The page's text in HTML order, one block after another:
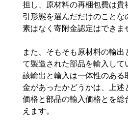
担し、原材料の再梱包費は貴
引形態を選んだだけのことな
素はなく寄附金認定はできま
また、そもそも原材料の輸出
て製造された部品を輸入して
該輸出と輸入は一体性のある
金があったかどうかは、上述
価格と部品の輸入価格とを総
えます。